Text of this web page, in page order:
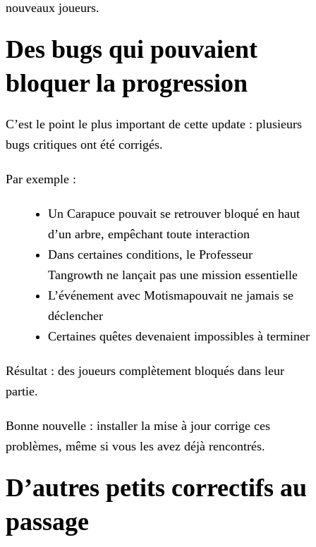
nouveaux joueurs.
Des bugs qui pouvaient
bloquer la progression
C’est le point le plus important de cette update : plusieurs
bugs critiques ont été corrigés.
Par exemple :
Un Carapuce pouvait se retrouver bloqué en haut
d’un arbre, empêchant toute interaction
Dans certaines conditions, le Professeur
Tangrowth ne lançait pas une mission essentielle
L’événement avec Motismapouvait ne jamais se
déclencher
Certaines quêtes devenaient impossibles à terminer
Résultat : des joueurs complètement bloqués dans leur
partie.
Bonne nouvelle : installer la mise à jour corrige ces
problèmes, même si vous les avez déjà rencontrés.
D’autres petits correctifs au
passage